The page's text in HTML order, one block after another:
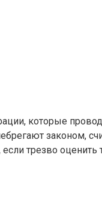
которые
законом,
трезво оценить